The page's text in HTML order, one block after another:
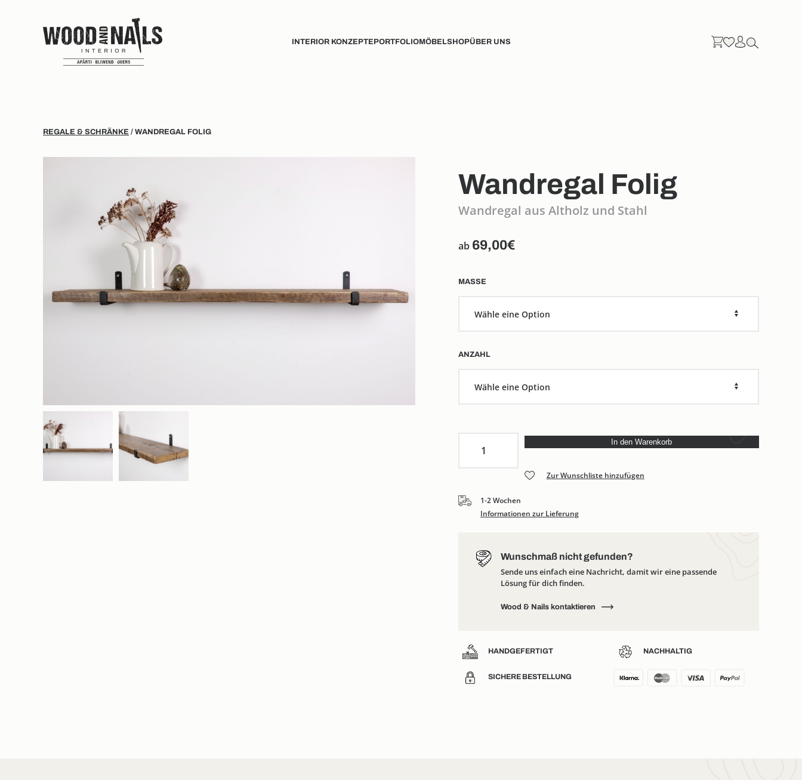
INTERIOR KONZEPTEPORTFOLIOMÖBELSHOPÜBER UNS
REGALE & SCHRÄNKE / WANDREGAL FOLIG
Wandregal Folig
Wandregal aus Altholz und Stahl
ab 69,00€
MASSE
ANZAHL
In den Warenkorb
Zur Wunschliste hinzufügen
1-2 Wochen
Informationen zur Lieferung
Wunschmaß nicht gefunden?
Sende uns einfach eine Nachricht, damit wir eine passende
Lösung für dich finden.
Wood & Nails kontaktieren
HANDGEFERTIGT NACHHALTIG
SICHERE BESTELLUNG